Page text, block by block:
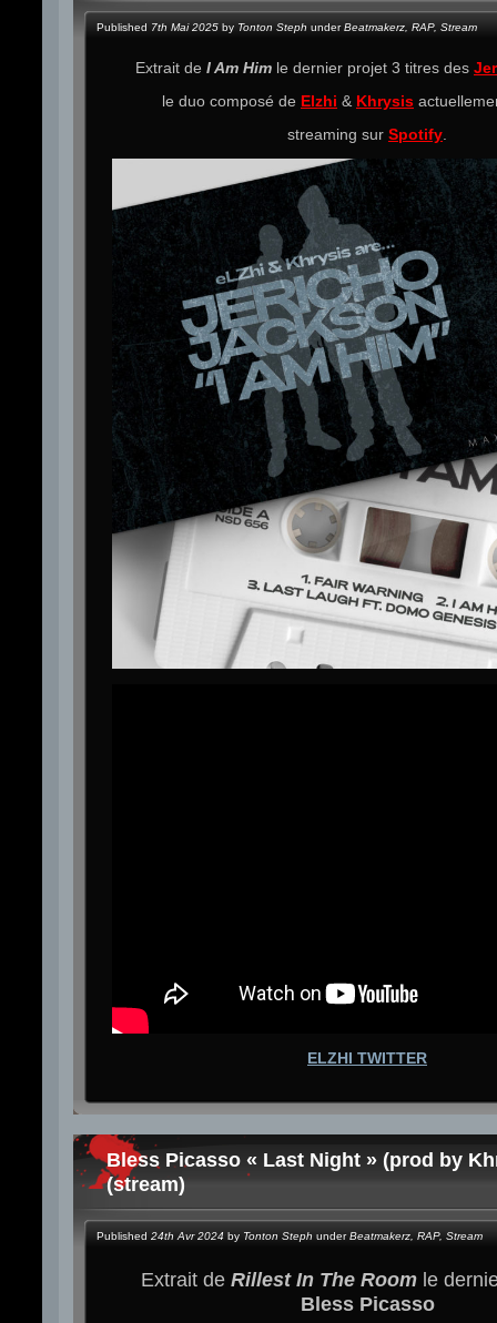
Published 7th Mai 2025 by Tonton Steph underBeatmakerz RAP, Stream
Extrait de I Am Him le dernier projet 3 titres des
le duo composé de Elzhi & Khrysis
streaming sur Spotify
ELZHI TWITTER
Bless Picasso « Last Night » (prod by
(stream)
Published 24th Avr 2024 by Tonton Steph underBeatmakerz RAP, Stream
Extrait de Rillest In The Room le
Bless Picasso